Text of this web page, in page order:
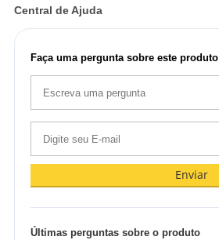
Central de Ajuda
Faça uma pergunta sobre este produto
Enviar
Últimas perguntas sobre o produto